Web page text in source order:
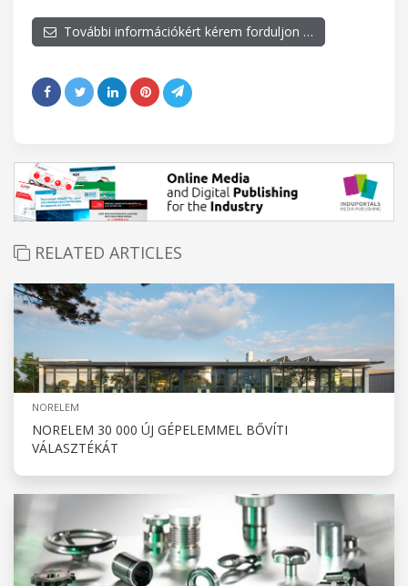
További információkért kérem forduljon …
RELATED ARTICLES
NORELEM
NORELEM 30 000 ÚJ GÉPELEMMEL BŐVÍTI
VÁLASZTÉKÁT